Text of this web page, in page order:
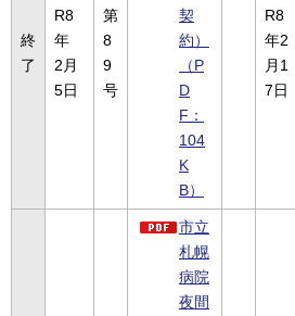
終
了
R8
年
2月
5日
第
8
9
号
契
約）
（P
D
F：
104
K
B）
R8
年2
月1
7日
市立
札幌
病院
夜間